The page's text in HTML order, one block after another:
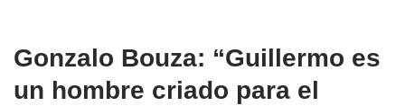
Gonzalo Bouza: “Guillermo es
un hombre criado para el